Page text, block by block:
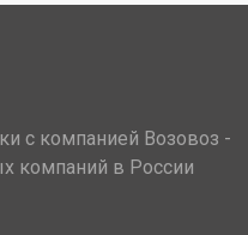
с компанией Возовоз -
компаний в России